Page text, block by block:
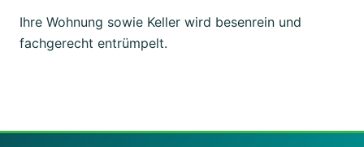
Ihre Wohnung sowie Keller wird besenrein und
fachgerecht entrümpelt.